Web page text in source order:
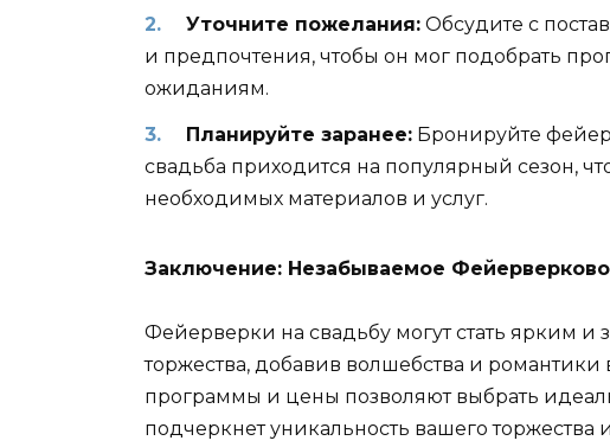
Уточните пожелания:Обсудите с
и предпочтения, чтобы он мог подобрать
ожиданиям.
Планируйте заранее:Бронируйте
свадьба приходится на популярный сезон,
необходимых материалов и услуг.
Заключение: Незабываемое
Фейерверки на свадьбу могут стать ярким
торжества, добавив волшебства и
программы и цены позволяют выбрать
подчеркнет уникальность вашего торжества